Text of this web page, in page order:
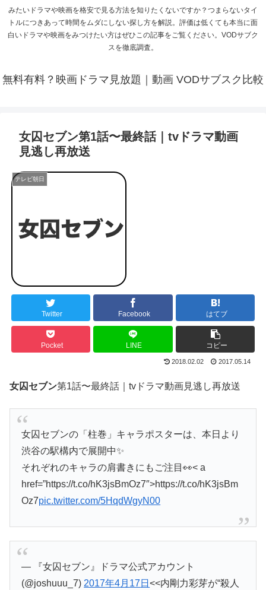
みたいドラマや映画を格安で見る方法を知りたくないですか？つまらないタイ
トルにつきあって時間をムダにしない探し方を解説。評価は低くても本当に面
白いドラマや映画をみつけたい方はぜひこの記事をご覧ください。VODサブク
スを徹底調査。
無料有料？映画ドラマ見放題｜動画 VODサブスク比較
女囚セブン第1話〜最終話｜tvドラマ動画
見逃し再放送
テレビ朝日
Twitter Facebook はてブ
Pocket LINE コピー
2018.02.02 2017.05.14
女囚セブン第1話〜最終話｜tvドラマ動画見逃し再放送
女囚セブンの「柱巻」キャラポスターは、本日より
渋谷の駅構内で展開中✨
それぞれのキャラの肩書きにもご注目👀< a
href=”https://t.co/hK3jsBmOz7″>https://t.co/hK3jsBm
Oz7pic.twitter.com/5HqdWgyN00
— 『女囚セブン』ドラマ公式アカウント
(@joshuuu_7) 2017年4月 17 日<<内剛力彩芽が“殺人